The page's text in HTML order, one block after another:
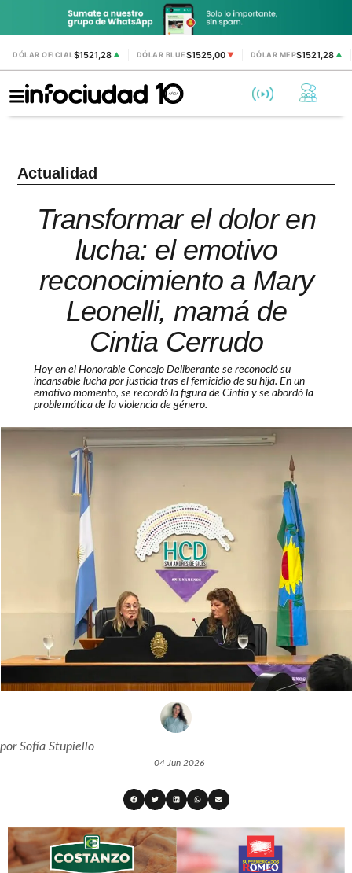
DÓLAR OFICIAL$1521,28 ▲ DÓLAR BLUE$1525,00 ▼ DÓLAR MEP$1521,28▲
Actualidad
Transformar el dolor en
lucha: el emotivo
reconocimiento a Mary
Leonelli, mamá de
Cintia Cerrudo
Hoy en el Honorable Concejo Deliberante se reconoció su
incansable lucha por justicia tras el femicidio de su hija. En un
emotivo momento, se recordó la figura de Cintia y se abordó la
problemática de la violencia de género.
porSofía Stupiello
04 Jun 2026